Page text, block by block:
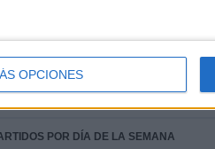
OPCIONES
POR DÍA DE LA SEMANA